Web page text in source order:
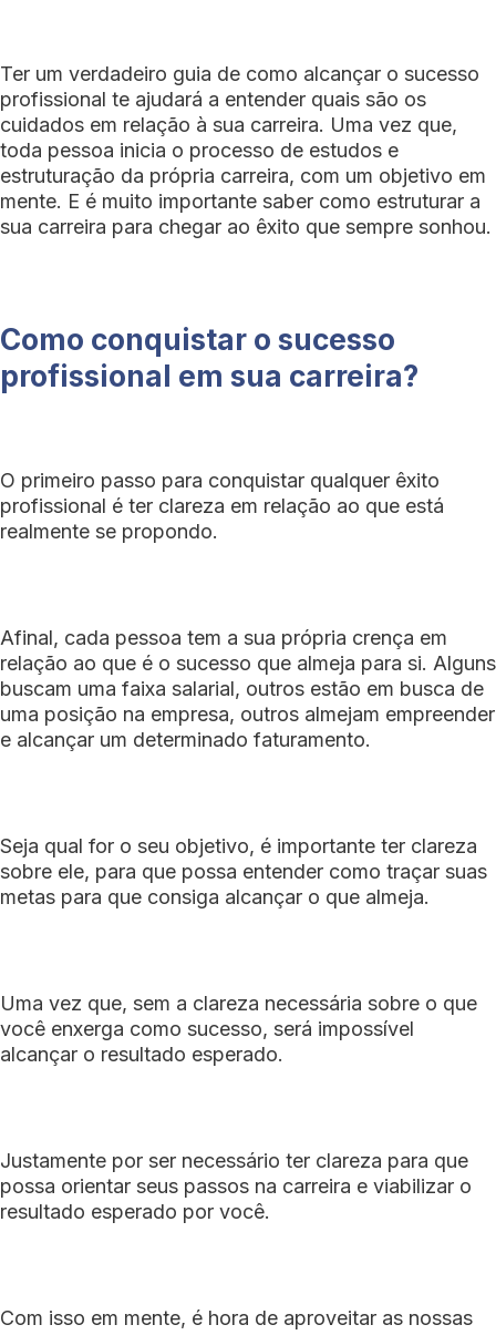
Ter um verdadeiro guia de como alcançar o sucesso
profissional te ajudará a entender quais são os
cuidados em relação à sua carreira. Uma vez que,
toda pessoa inicia o processo de estudos e
estruturação da própria carreira, com um objetivo em
mente. E é muito importante saber como estruturar a
sua carreira para chegar ao êxito que sempre sonhou.
Como conquistar o sucesso
profissional em sua carreira?
O primeiro passo para conquistar qualquer êxito
profissional é ter clareza em relação ao que está
realmente se propondo.
Afinal, cada pessoa tem a sua própria crença em
relação ao que é o sucesso que almeja para si. Alguns
buscam uma faixa salarial, outros estão em busca de
uma posição na empresa, outros almejam empreender
e alcançar um determinado faturamento.
Seja qual for o seu objetivo, é importante ter clareza
sobre ele, para que possa entender como traçar suas
metas para que consiga alcançar o que almeja.
Uma vez que, sem a clareza necessária sobre o que
você enxerga como sucesso, será impossível
alcançar o resultado esperado.
Justamente por ser necessário ter clareza para que
possa orientar seus passos na carreira e viabilizar o
resultado esperado por você.
Com isso em mente, é hora de aproveitar as nossas